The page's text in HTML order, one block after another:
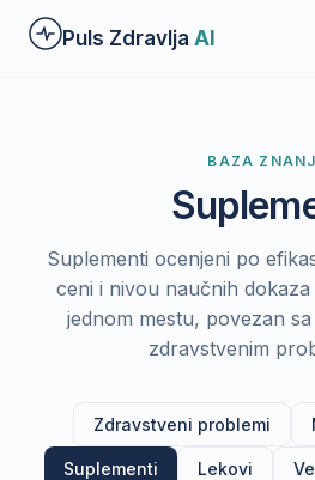
Preskoči
Puls Zdravlja AI
BAZA
Suplementi ocenjeni po
ceni i nivou naučnih
jednom mestu, povezan
zdravstvenim
Zdravstveni problemi
Suplementi Lekovi